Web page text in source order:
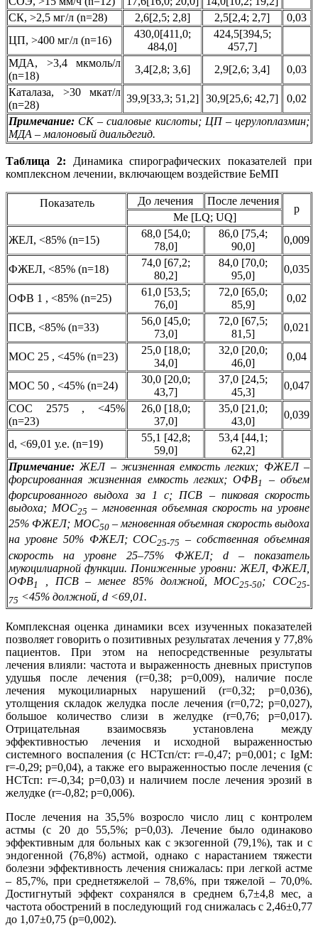
СК, >2,5 мг/л (n=28)
2,6[2,5; 2,8] 2,5[2,4; 2,7]
0,03
ЦП, >400 мг/л (n=16)
430,0[411,0;
484,0]
424,5[394,5;
457,7]
МДА, >3,4 мкмоль/л
(n=18)
3,4[2,8; 3,6] 2,9[2,6; 3,4]
0,03
Каталаза, >30 мкат/л
(n=28)
39,9[33,3; 51,2] 30,9[25,6; 42,7]
0,02
Примечание: СК – сиаловые кислоты; ЦП – церулоплазмин;
МДА – малоновый диальдегид.
Таблица 2: Динамика спирографических показателей при
комплексном лечении, включающем воздействие БеМП
Показатель До лечения После лечения
р
Me [LQ; UQ]
ЖЕЛ, <85% (n=15)
68,0 [54,0;
78,0]
86,0 [75,4;
90,0]
0,009
ФЖЕЛ, <85% (n=18)
74,0 [67,2;
80,2]
84,0 [70,0;
95,0]
0,035
ОФВ 1 , <85% (n=25)
61,0 [53,5;
76,0]
72,0 [65,0;
85,9]
0,02
ПСВ, <85% (n=33)
56,0 [45,0;
73,0]
72,0 [67,5;
81,5]
0,021
МОС 25 , <45% (n=23)
25,0 [18,0;
34,0]
32,0 [20,0;
46,0]
0,04
МОС 50 , <45% (n=24)
30,0 [20,0;
43,7]
37,0 [24,5;
45,3]
0,047
СОС 25­75 , <45%
(n=23)
26,0 [18,0;
37,0]
35,0 [21,0;
43,0]
0,039
d, <69,01 у.е. (n=19)
55,1 [42,8;
59,0]
53,4 [44,1;
62,2]
Примечание: ЖЕЛ – жизненная емкость легких; ФЖЕЛ –
форсированная жизненная емкость легких; ОФВ1
– объем
форсированного выдоха за 1 с; ПСВ – пиковая скорость
выдоха; МОС25 – мгновенная объемная скорость на уровне
25% ФЖЕЛ; МОС50– мгновенная объемная скорость выдоха
на уровне 50% ФЖЕЛ; СОС25-75 – собственная объемная
скорость на уровне 25–75% ФЖЕЛ; d – показатель
мукоцилиарной функции. Пониженные уровни: ЖЕЛ, ФЖЕЛ,
ОФВ1 , ПСВ – менее 85% должной, МОС25-50; СОС25-
75 <45% должной, d <69,01.
Комплексная оценка динамики всех изученных показателей
позволяет говорить о позитивных результатах лечения у 77,8%
пациентов. При этом на непосредственные результаты
лечения влияли: частота и выраженность дневных приступов
удушья после лечения (r=0,38; р=0,009), наличие после
лечения мукоцилиарных нарушений (r=0,32; р=0,036),
утолщения складок желудка после лечения (r=0,72; р=0,027),
большое количество слизи в желудке (r=0,76; р=0,017).
Отрицательная взаимосвязь установлена между
эффективностью лечения и исходной выраженностью
системного воспаления (с НСТсп/ст: r=-0,47; р=0,001; с IgМ:
r=-0,29; р=0,04), а также его выраженностью после лечения (с
НСТсп: r=-0,34; р=0,03) и наличием после лечения эрозий в
желудке (r=-0,82; р=0,006).
После лечения на 35,5% возросло число лиц с контролем
астмы (с 20 до 55,5%; р=0,03). Лечение было одинаково
эффективным для больных как с экзогенной (79,1%), так и с
эндогенной (76,8%) астмой, однако с нарастанием тяжести
болезни эффективность лечения снижалась: при легкой астме
– 85,7%, при среднетяжелой – 78,6%, при тяжелой – 70,0%.
Достигнутый эффект сохранялся в среднем 6,7±4,8 мес, а
частота обострений в последующий год снижалась с 2,46±0,77
до 1,07±0,75 (р=0,002).